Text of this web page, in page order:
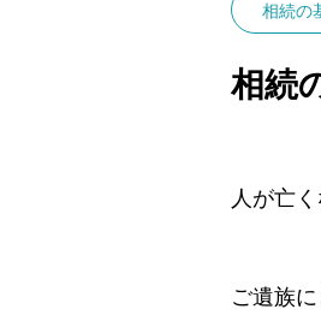
相続の
相続
人が亡
ご遺族